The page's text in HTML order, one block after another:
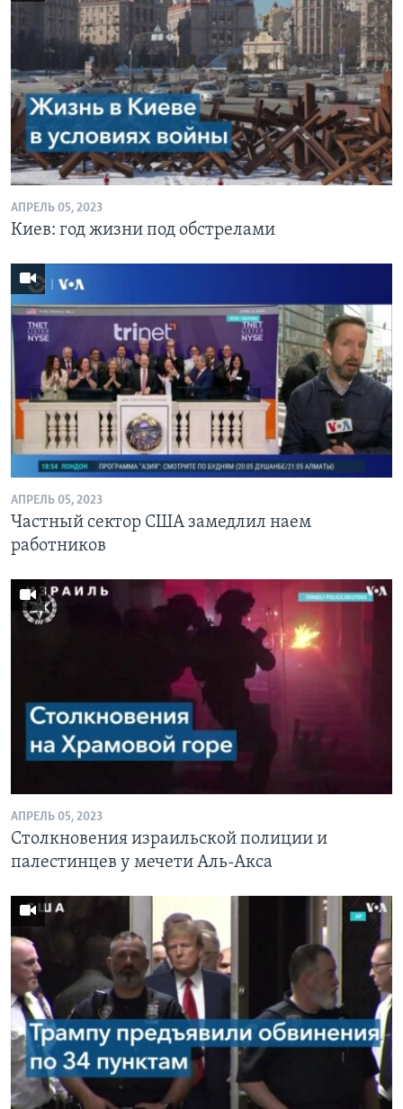
АПРЕЛЬ 05, 2023
Киев: год жизни под обстрелами
АПРЕЛЬ 05, 2023
Частный сектор США замедлил наем
работников
АПРЕЛЬ 05, 2023
Столкновения израильской полиции и
палестинцев у мечети Аль-Акса